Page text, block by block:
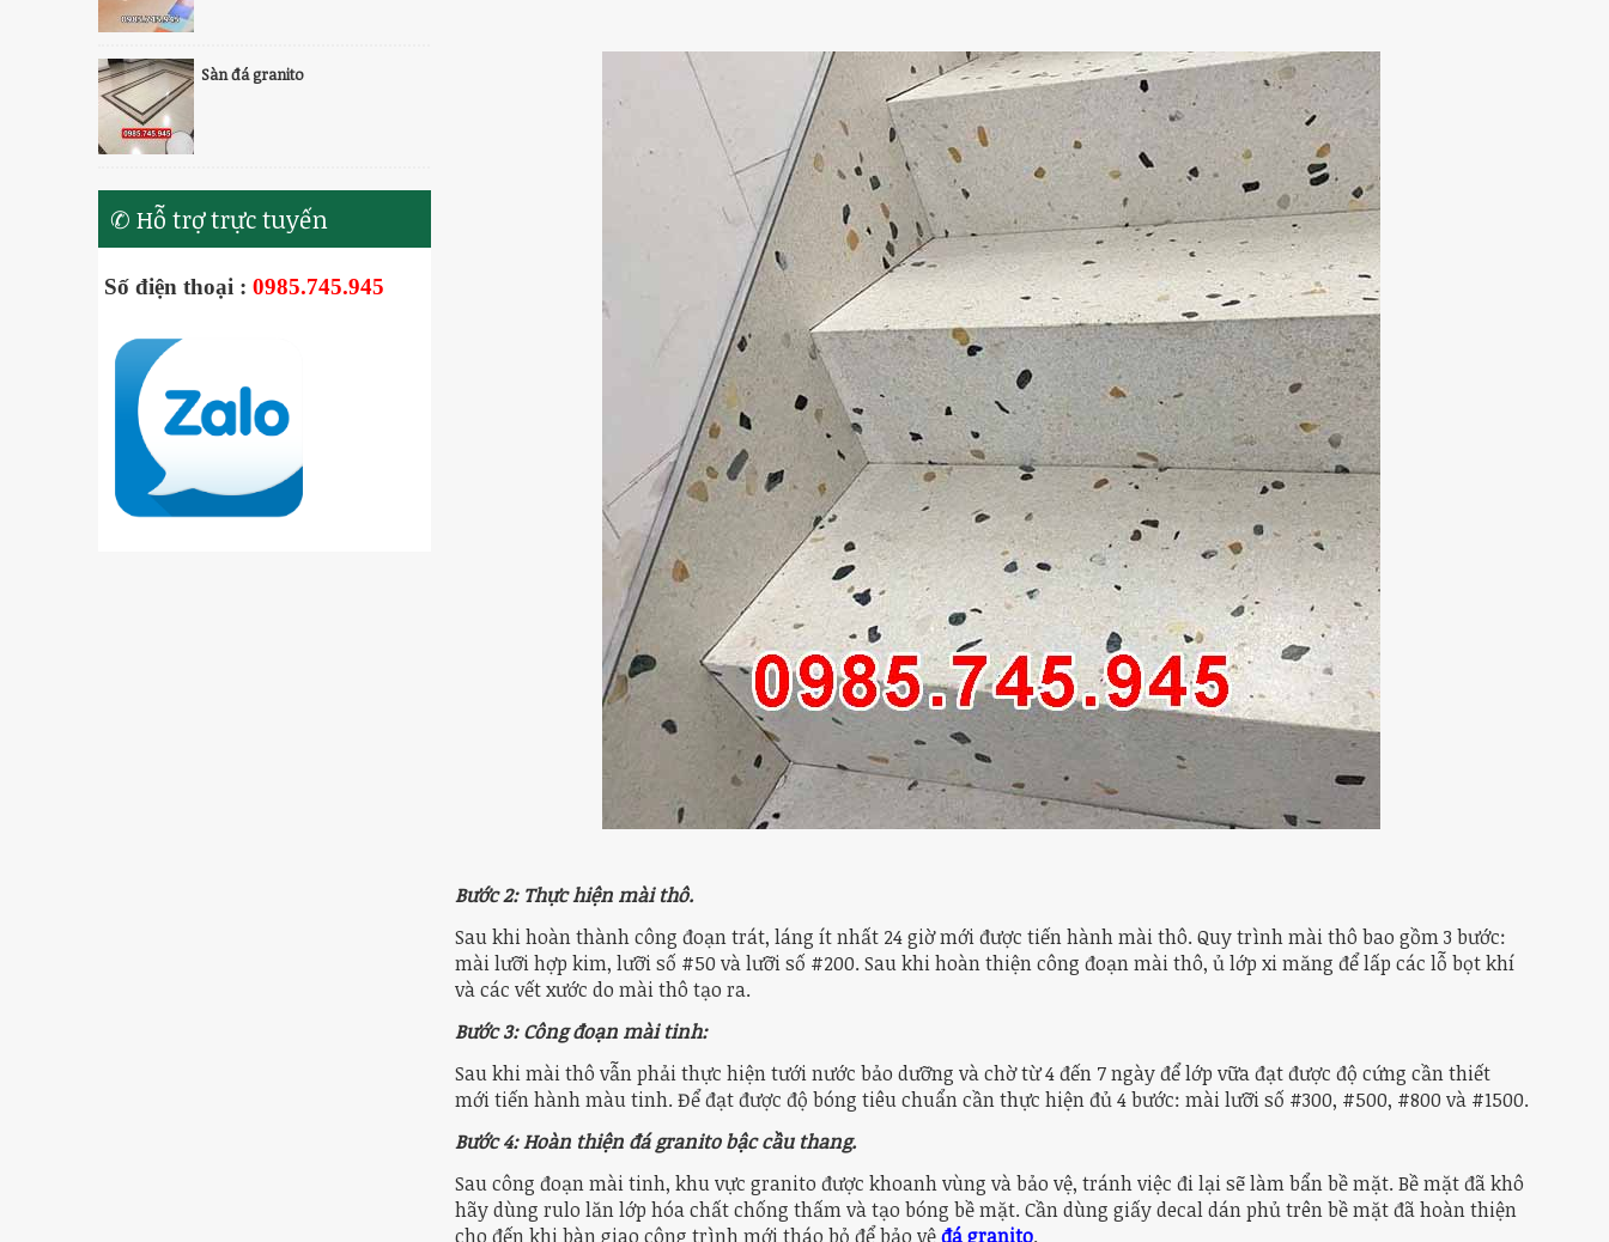
Sàn đá granito
✆ Hỗ trợ trực tuyến
Số điện thoại :0985.745.945
Bước 2: Thực hiện mài thô.
Sau khi hoàn thành công đoạn trát, láng ít nhất 24 giờ mới được tiến hành mài thô. Quy trình mài thô bao gồm 3 bước:
mài lưỡi hợp kim, lưỡi số #50 và lưỡi số #200. Sau khi hoàn thiện công đoạn mài thô, ủ lớp xi măng để lấp các lỗ bọt khí
và các vết xước do mài thô tạo ra.
Bước 3: Công đoạn mài tinh:
Sau khi mài thô vẫn phải thực hiện tưới nước bảo dưỡng và chờ từ 4 đến 7 ngày để lớp vữa đạt được độ cứng cần thiết
mới tiến hành màu tinh. Để đạt được độ bóng tiêu chuẩn cần thực hiện đủ 4 bước: mài lưỡi số #300, #500, #800 và #1500.
Bước 4: Hoàn thiện đá granito bậc cầu thang.
Sau công đoạn mài tinh, khu vực granito được khoanh vùng và bảo vệ, tránh việc đi lại sẽ làm bẩn bề mặt. Bề mặt đã khô
hãy dùng rulo lăn lớp hóa chất chống thấm và tạo bóng bề mặt. Cần dùng giấy decal dán phủ trên bề mặt đã hoàn thiện
cho đến khi bàn giao công trình mới tháo bỏ để bảo vệđá granito.